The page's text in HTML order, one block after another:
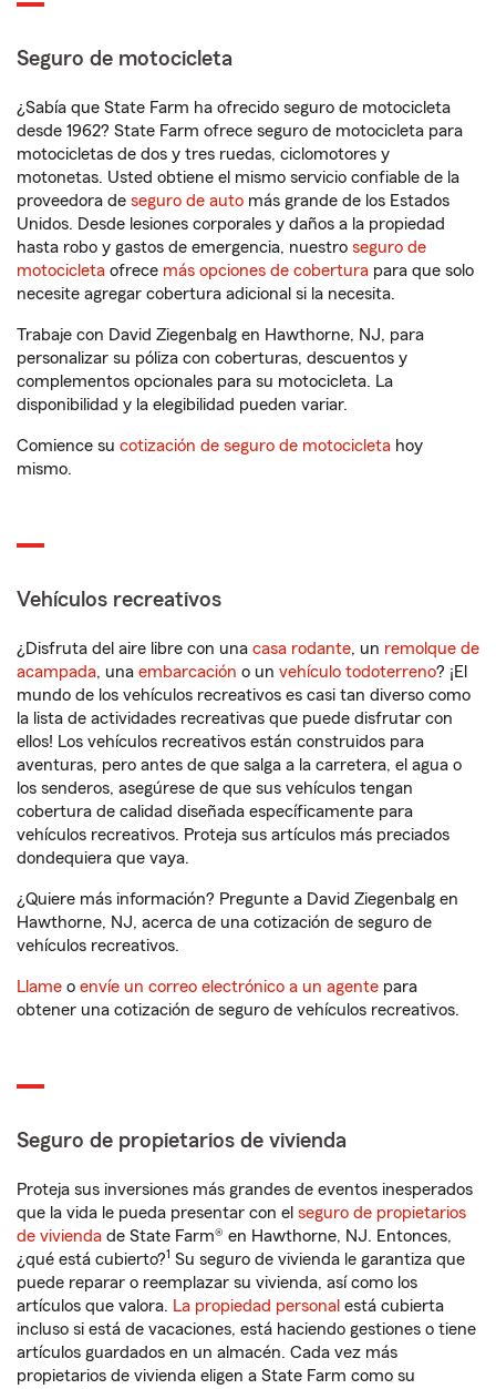
Seguro de motocicleta
¿Sabía que State Farm ha ofrecido seguro de motocicleta
desde 1962? State Farm ofrece seguro de motocicleta para
motocicletas de dos y tres ruedas, ciclomotores y
motonetas. Usted obtiene el mismo servicio confiable de la
proveedora de seguro de auto más grande de los Estados
Unidos. Desde lesiones corporales y daños a la propiedad
hasta robo y gastos de emergencia, nuestro seguro de
motocicleta ofrece más opciones de cobertura para que solo
necesite agregar cobertura adicional si la necesita.
Trabaje con David Ziegenbalg en Hawthorne, NJ, para
personalizar su póliza con coberturas, descuentos y
complementos opcionales para su motocicleta. La
disponibilidad y la elegibilidad pueden variar.
Comience su cotización de seguro de motocicleta hoy
mismo.
Vehículos recreativos
¿Disfruta del aire libre con una casa rodante, un remolque de
acampada, una embarcación o un vehículo todoterreno? ¡El
mundo de los vehículos recreativos es casi tan diverso como
la lista de actividades recreativas que puede disfrutar con
ellos! Los vehículos recreativos están construidos para
aventuras, pero antes de que salga a la carretera, el agua o
los senderos, asegúrese de que sus vehículos tengan
cobertura de calidad diseñada específicamente para
vehículos recreativos. Proteja sus artículos más preciados
dondequiera que vaya.
¿Quiere más información? Pregunte a David Ziegenbalg en
Hawthorne, NJ, acerca de una cotización de seguro de
vehículos recreativos.
Llame o envíe un correo electrónico a un agente para
obtener una cotización de seguro de vehículos recreativos.
Seguro de propietarios de vivienda
Proteja sus inversiones más grandes de eventos inesperados
que la vida le pueda presentar con el seguro de propietarios
de vivienda de State Farm® en Hawthorne, NJ. Entonces,
¿qué está cubierto?1 Su seguro de vivienda le garantiza que
puede reparar o reemplazar su vivienda, así como los
artículos que valora. La propiedad personal está cubierta
incluso si está de vacaciones, está haciendo gestiones o tiene
artículos guardados en un almacén. Cada vez más
propietarios de vivienda eligen a State Farm como su